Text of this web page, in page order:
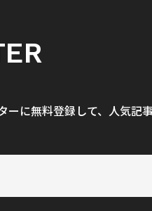
ーに無料登録して、人気記